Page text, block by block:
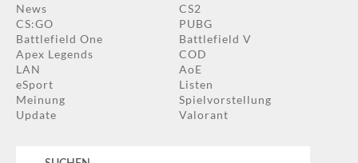
News
CS2
CS:GO
PUBG
Battlefield One
Battlefield V
Apex Legends
COD
LAN
AoE
eSport
Listen
Meinung
Spielvorstellung
Update
Valorant
Suchen